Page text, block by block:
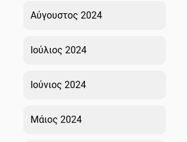
Αύγουστος 2024
Ιούλιος 2024
Ιούνιος 2024
Μάιος 2024